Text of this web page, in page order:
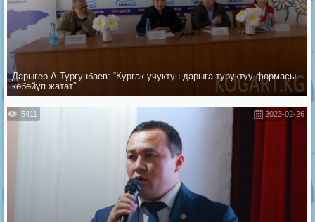
Дарыгер А.Тургунбаев: “Кургак учуктун дарыга туруктуу формасы
көбөйүп жатат”
2023-02-26
5411